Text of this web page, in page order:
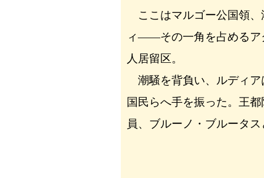
ここはマルゴー公国領、
ィ――その一角を占めるア
人居留区。
潮騒を背負い、ルディア
国民らへ手を振った。王
員、ブルーノ・ブルータ